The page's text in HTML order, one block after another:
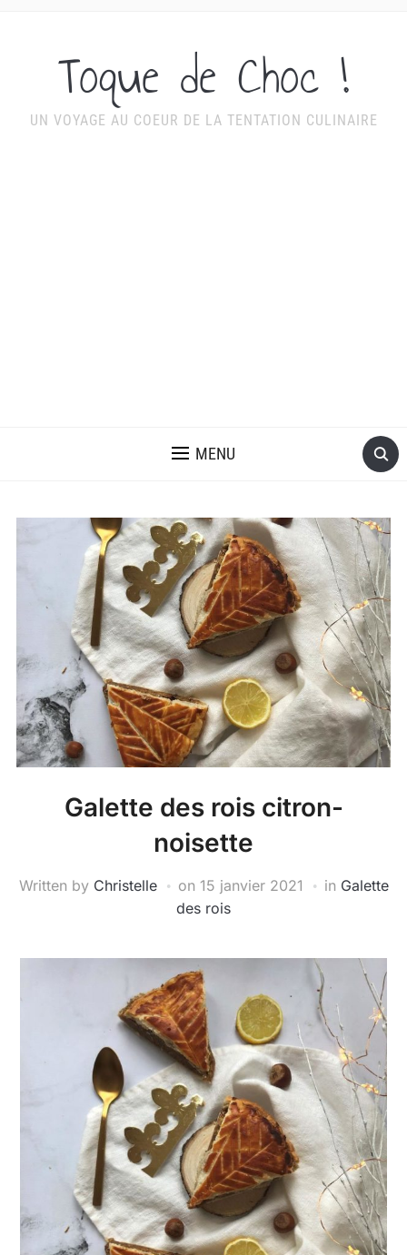
Toque de Choc !
UN VOYAGE AU COEUR DE LA TENTATION CULINAIRE
MENU
Galette des rois citron-
noisette
Written by Christelle on 15 janvier 2021 in Galette
des rois